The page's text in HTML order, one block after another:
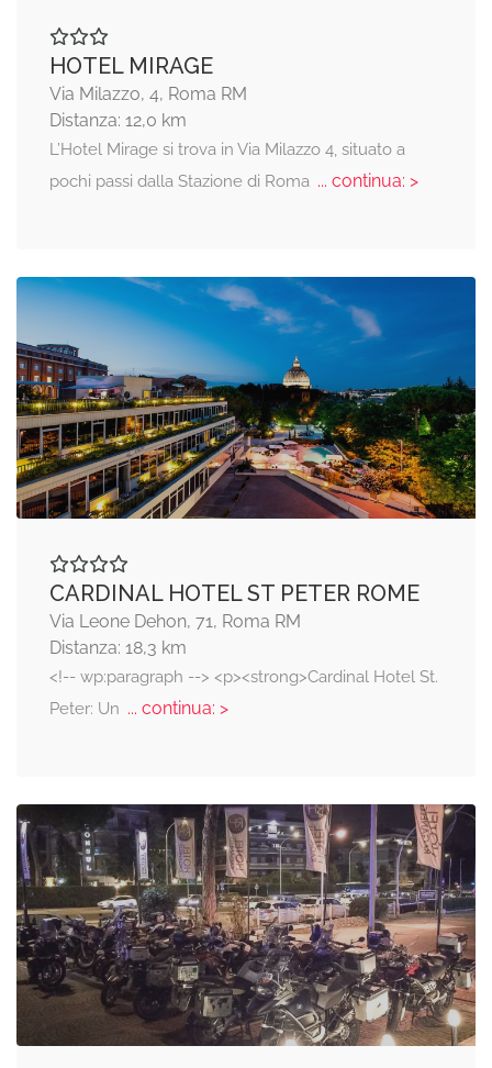
HOTEL MIRAGE
Via Milazzo, 4, Roma RM
Distanza: 12,0 km
L’Hotel Mirage si trova in Via Milazzo 4, situato a
pochi passi dalla Stazione di Roma... continua: >
CARDINAL HOTEL ST PETER ROME
Via Leone Dehon, 71, Roma RM
Distanza: 18,3 km
<!-- wp:paragraph --> <p><strong>Cardinal Hotel St.
Peter: Un ... continua: >